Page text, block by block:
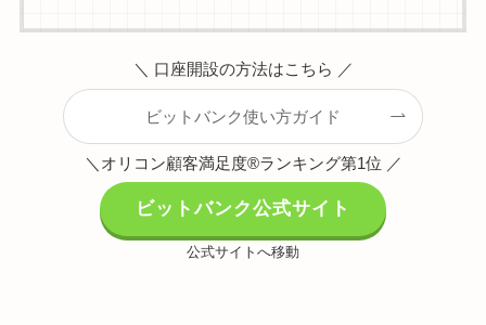
＼ 口座開設の方法はこちら ／
ビットバンク使い方ガイド
＼オリコン顧客満足度®ランキング第1位 ／
ビットバンク公式サイト
公式サイトへ移動